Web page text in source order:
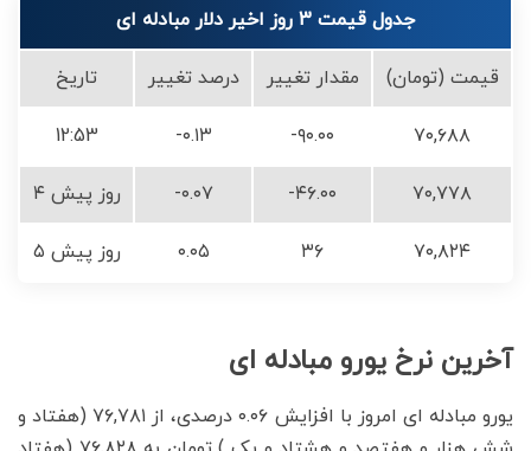
جدول قیمت 3 روز اخیر دلار مبادله ای
قیمت (تومان) مقدار تغییر درصد تغییر تاریخ
۷۰,۶۸۸ -۹۰.۰۰ -۰.۱۳ 12:53
۷۰,۷۷۸ -۴۶.۰۰ -۰.۰۷ ۴ روز پیش
۷۰,۸۲۴ ۳۶ ۰.۰۵ ۵ روز پیش
آخرین نرخ یورو مبادله ای
یورو مبادله ای امروز با افزایش ۰.۰۶ درصدی، از ۷۶,۷۸۱ (هفتاد و